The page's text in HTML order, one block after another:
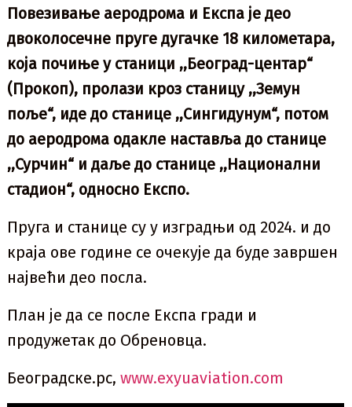
Повезивање аеродрома и Експа је део
двоколосечне пруге дугачке 18 километара,
која почиње у станици ,,Београд-центар“
(Прокоп), пролази кроз станицу ,,Земун
поље“, иде до станице ,,Сингидунум“, потом
до аеродрома одакле наставља до станице
,,Сурчин“ и даље до станице ,,Национални
стадион“, односно Експо.
Пруга и станице су у изградњи од 2024. и до
краја ове године се очекује да буде завршен
највећи део посла.
План је да се после Експа гради и
продужетак до Обреновца.
Београдске.рс,www.exyuaviation.com